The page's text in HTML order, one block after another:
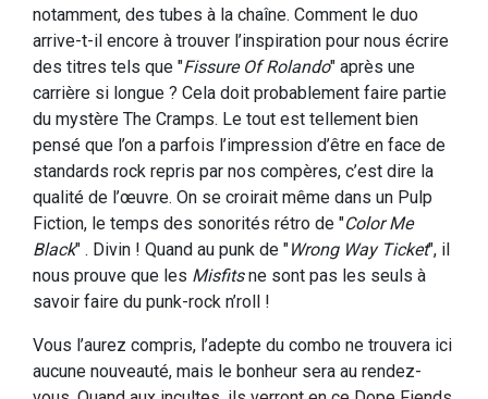
notamment, des tubes à la chaîne. Comment le duo
arrive-t-il encore à trouver l’inspiration pour nous écrire
des titres tels que "Fissure Of Rolando" après une
carrière si longue ? Cela doit probablement faire partie
du mystère The Cramps. Le tout est tellement bien
pensé que l’on a parfois l’impression d’être en face de
standards rock repris par nos compères, c’est dire la
qualité de l’œuvre. On se croirait même dans un Pulp
Fiction, le temps des sonorités rétro de "Color Me
Black" . Divin ! Quand au punk de "Wrong Way Ticket", il
nous prouve que les Misfitsne sont pas les seuls à
savoir faire du punk-rock n’roll !
Vous l’aurez compris, l’adepte du combo ne trouvera ici
aucune nouveauté, mais le bonheur sera au rendez-